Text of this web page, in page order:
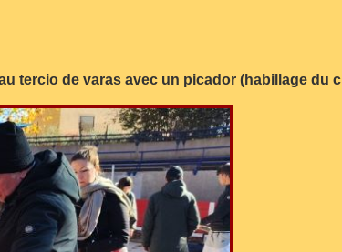
tercio de varas avec un picador (habillage du